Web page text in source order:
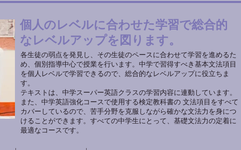
個人のレベルに合わせた学習で総合的
なレベルアップを図ります。
各生徒の弱点を発見し、その生徒のペースに合わせて学習を進めるた
め、個別指導中心で授業を行います。中学で習得すべき基本文法項目
を個人レベルで学習できるので、総合的なレベルアップに役立ちま
す。
テキストは、中学スーパー英語クラスの学習内容に連動しています。
また、中学英語強化コースで使用する検定教科書の 文法項目をすべて
カバーしているので、苦手分野を克服しながら確かな文法力を身につ
けることができます。すべての中学生にとって、基礎文法力の定着に
最適なコースです。